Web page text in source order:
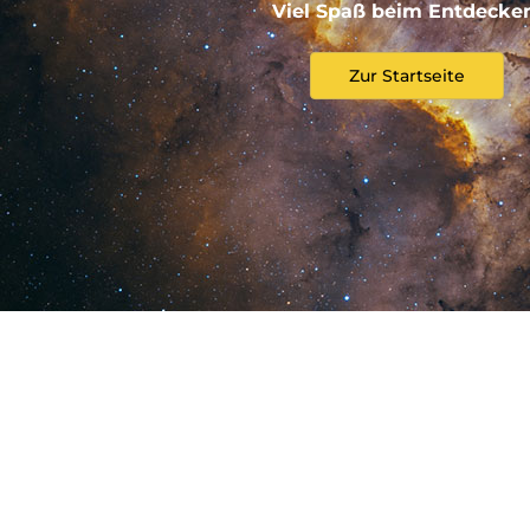
Viel Spaß beim
Zur Startseite